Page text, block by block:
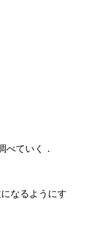
べていく．
なるようにす